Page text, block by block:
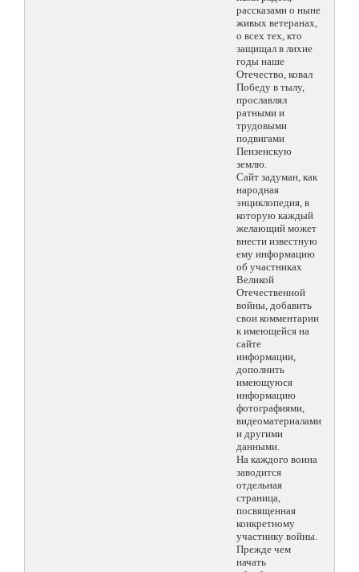
рассказами о ныне
живых ветеранах,
о всех тех, кто
защищал в лихие
годы наше
Отечество, ковал
Победу в тылу,
прославлял
ратными и
трудовыми
подвигами
Пензенскую
землю.
Сайт задуман, как
народная
энциклопедия, в
которую каждый
желающий может
внести известную
ему информацию
об участниках
Великой
Отечественной
войны, добавить
свои комментарии
к имеющейся на
сайте
информации,
дополнить
имеющуюся
информацию
фотографиями,
видеоматериалами
и другими
данными.
На каждого воина
заводится
отдельная
страница,
посвященная
конкретному
участнику войны.
Прежде чем
начать